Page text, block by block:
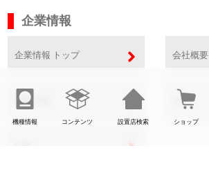
機種情報 コンテンツ 設置店検索 ショップ
企業情報
企業情報 トップ 会社概要
事業内容 SDGs